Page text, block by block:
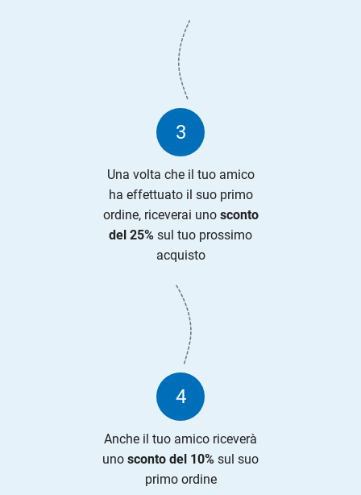
3
Una volta che il tuo amico
ha effettuato il suo primo
ordine, riceverai uno sconto
del 25% sul tuo prossimo
acquisto
4
Anche il tuo amico riceverà
uno sconto del 10% sul suo
primo ordine